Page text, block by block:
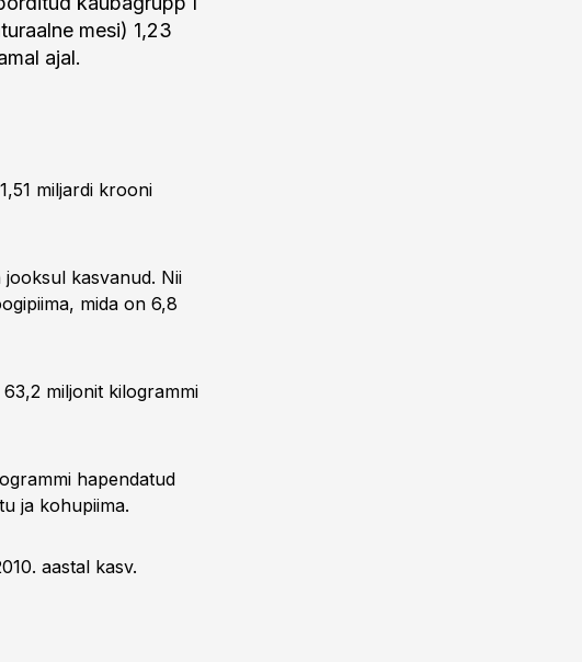
mesi) 1,23
ajal.
miljardi krooni
jooksul kasvanud. Nii
mida on 6,8
miljonit kilogrammi
hapendatud
ja kohupiima.
aastal kasv.